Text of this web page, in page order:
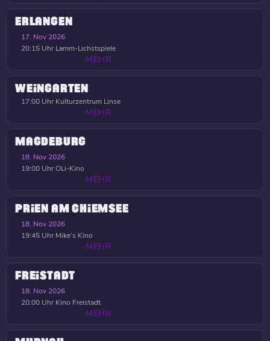
ERLANGEN
17. Nov 2026
20:15 Uhr Lamm-Lichstspiele
MEHR
WEINGARTEN
17:00 Uhr Kulturzentrum Linse
MEHR
MAGDEBURG
18. Nov 2026
19:00 UhrOLi-Kino
MEHR
PRIEN AM CHIEMSEE
18. Nov 2026
19:45 Uhr Mike’s Kino
MEHR
FREISTADT
18. Nov 2026
20:00 Uhr Kino Freistadt
MEHR